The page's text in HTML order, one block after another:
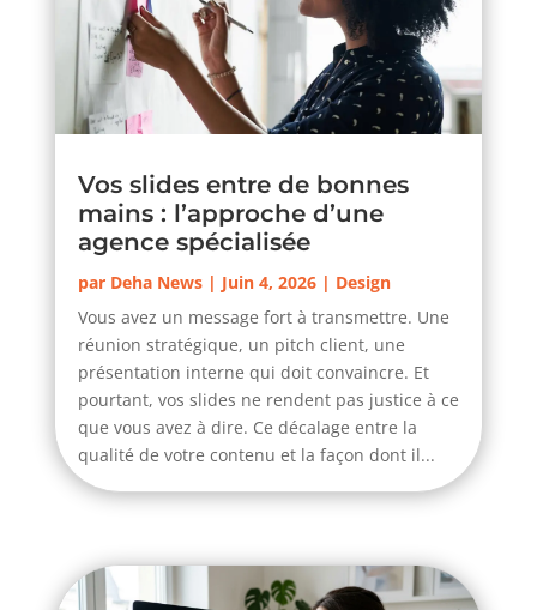
Vos slides entre de bonnes
mains : l’approche d’une
agence spécialisée
par Deha News| Juin 4, 2026| Design
Vous avez un message fort à transmettre. Une
réunion stratégique, un pitch client, une
présentation interne qui doit convaincre. Et
pourtant, vos slides ne rendent pas justice à ce
que vous avez à dire. Ce décalage entre la
qualité de votre contenu et la façon dont il...